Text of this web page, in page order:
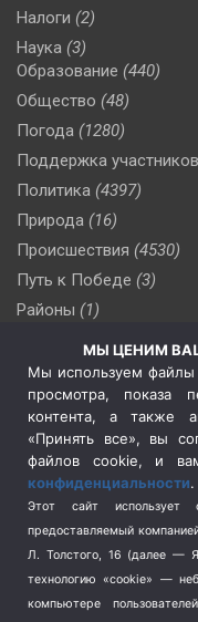
Налоги (2)
Наука (3)
Образование (440)
Общество (48)
Погода (1280)
Поддержка
Политика (4397)
Природа (16)
Происшествия (4530)
Путь к Победе (3)
Районы (1)
(510)
Сельское хозяйство (3)
Социальная политика
Спецоперация в Украине
Спецоперация на
Спорт (740)
Терроризм (1)
Транспорт (262)
Туризм (178)
МЫ ЦЕНИМ
Мы используем файлы
просмотра, показа
контента, а также
«Принять все», вы
файлов cookie, и
конфиденциальности.
Этот сайт использует
предоставляемый
Л. Толстого, 16 (далее —
технологию «cookie» —
компьютере